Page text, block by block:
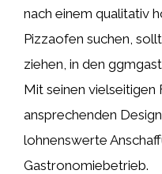
nach einem qualitativ
Pizzaofen suchen,
ziehen, in den
Mit seinen vielseitigen
ansprechenden
lohnenswerte
Gastronomiebetrieb.